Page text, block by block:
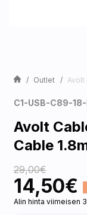
Outlet Avolt
C1-USB-C89-18-
Avolt
Cable
29,00€
14,50€
Alin hinta viimeisen